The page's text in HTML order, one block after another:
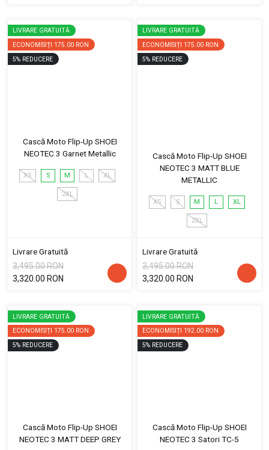
LIVRARE GRATUITĂ
ECONOMISIȚI 175.00 RON
5% REDUCERE
Cască Moto Flip-Up SHOEI
NEOTEC 3 Garnet Metallic
XS S M L XL
2XL
Livrare Gratuită
3,495.00 RON
3,320.00 RON
LIVRARE GRATUITĂ
ECONOMISIȚI 175.00 RON
5% REDUCERE
Cască Moto Flip-Up SHOEI
NEOTEC 3 MATT BLUE
METALLIC
XS S M L XL
2XL
Livrare Gratuită
3,495.00 RON
3,320.00 RON
LIVRARE GRATUITĂ
ECONOMISIȚI 175.00 RON
5% REDUCERE
Cască Moto Flip-Up SHOEI
NEOTEC 3 MATT DEEP GREY
LIVRARE GRATUITĂ
ECONOMISIȚI 192.00 RON
5% REDUCERE
Cască Moto Flip-Up SHOEI
NEOTEC 3 Satori TC-5